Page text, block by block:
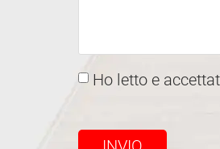
Ho letto e